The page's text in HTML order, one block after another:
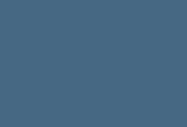
Seimo nutarimo
pavaduotojų
,